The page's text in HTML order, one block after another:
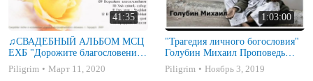
41:35
♫СВАДЕБНЫЙ АЛЬБОМ МСЦ
ЕХБ "Дорожите благословением
- Христианские песни.
Музыкальный диск. Псалмы
Piligrim Март 11, 2020
1:03:00
"Трагедия личного богословия"
Голубин Михаил Проповедь
2019
Piligrim Ноябрь 3, 2019